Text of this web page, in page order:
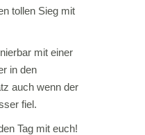
tollen Sieg mit
mit einer
in den
auch wenn der
fiel.
Tag mit euch!